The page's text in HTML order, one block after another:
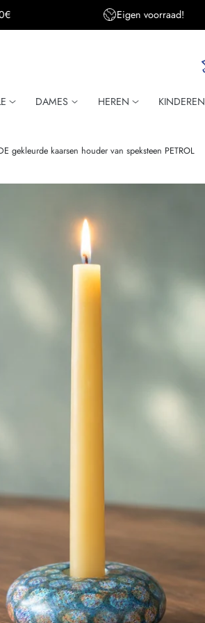
Eigen voorraad!
DAMES HEREN KINDEREN
gekleurde kaarsen houder van speksteen PETROL